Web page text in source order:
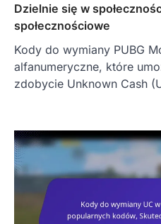
Dzielnie się w
społecznościowe
Kody do wymiany PUBG
alfanumeryczne, które
zdobycie Unknown Cash